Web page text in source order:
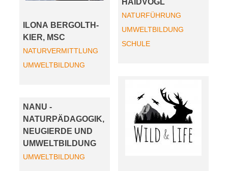
ILONA BERGOLTH-
KIER, MSC
NATURVERMITTLUNG
UMWELTBILDUNG
NANU -
NATURPÄDAGOGIK,
NEUGIERDE UND
UMWELTBILDUNG
UMWELTBILDUNG
HAIDVOGL
NATURFÜHRUNG
UMWELTBILDUNG
SCHULE